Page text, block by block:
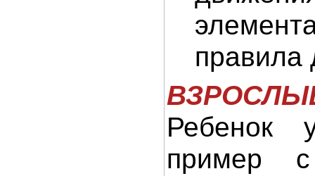
правила
Ребенок
пример